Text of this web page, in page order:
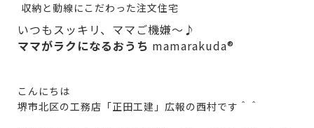
収納と動線にこだわった注文住宅
いつもスッキリ、ママご機嫌～♪
ママがラクになるおうち mamarakuda®
こんにちは
堺市北区の工務店「正田工建」広報の西村です＾＾